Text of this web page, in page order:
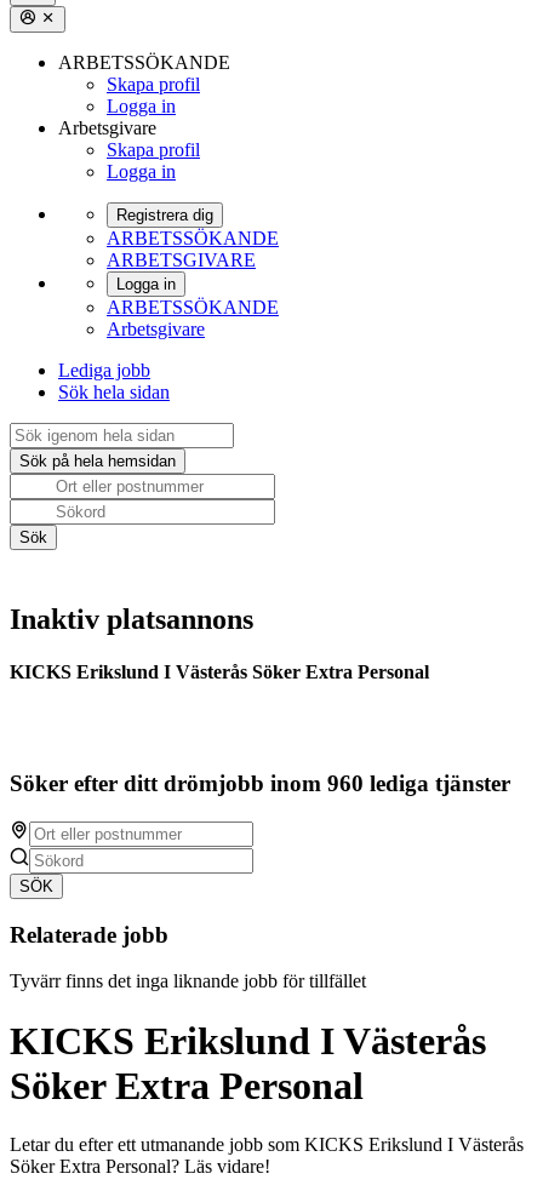
ARBETSSÖKANDE
Skapa profil
Logga in
Arbetsgivare
Skapa profil
Logga in
Registrera dig
ARBETSSÖKANDE
ARBETSGIVARE
Logga in
ARBETSSÖKANDE
Arbetsgivare
Lediga jobb
Sök hela sidan
Inaktiv platsannons
KICKS Erikslund I Västerås Söker Extra Personal
Söker efter ditt drömjobb inom 960 lediga tjänster
SÖK
Relaterade jobb
Tyvärr finns det inga liknande jobb för tillfället
KICKS Erikslund I Västerås
Söker Extra Personal
Letar du efter ett utmanande jobb som KICKS Erikslund I Västerås
Söker Extra Personal? Läs vidare!